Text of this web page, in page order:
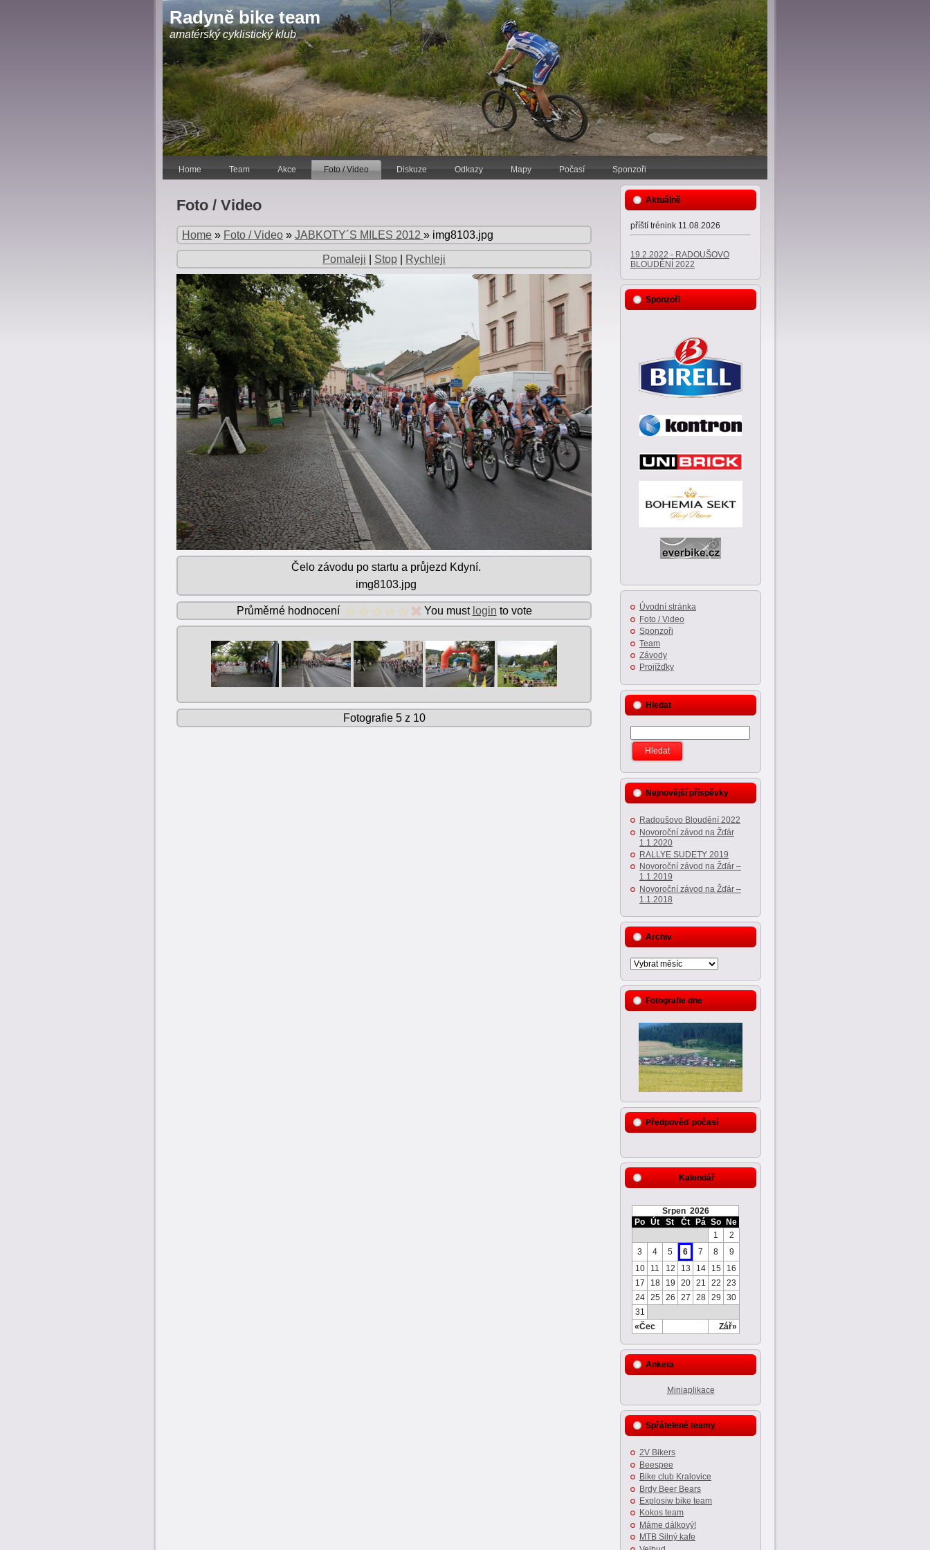
Radyně bike team
amatérský cyklistický klub
Home Team Akce Foto / Video Diskuze Odkazy Mapy Počasí Sponzoři
Foto / Video
Home » Foto / Video » JABKOTY´S MILES 2012 » img8103.jpg
Pomaleji Stop Rychleji
Čelo závodu po startu a průjezd Kdyní.
img8103.jpg
Průměrné hodnocení You must login to vote
Fotografie 5 z 10
Aktuálně
příští trénink 11.08.2026
19.2.2022 - RADOUŠOVO
BLOUDĚNÍ 2022
Sponzoři
Úvodní stránka
Foto / Video
Sponzoři
Team
Závody
Projížďky
Hledat
Nejnovější příspěvky
Radoušovo Bloudění 2022
Novoroční závod na Žďár
1.1.2020
RALLYE SUDETY 2019
Novoroční závod na Žďár –
1.1.2019
Novoroční závod na Žďár –
1.1.2018
Archiv
Fotografie dne
Předpověď počasí
Kalendář
Srpen 2026
Po
Út St Čt Pá So Ne
«Čec Zář»
1
2
3
4 5 6 7 8
9
10
11 12 13 14 15
16
17
18 19 20 21 22
23
24
25 26 27 28 29
30
31
Anketa
Miniaplikace
Spřátelené teamy
2V Bikers
Beespee
Bike club Kralovice
Brdy Beer Bears
Explosiw bike team
Kokos team
Máme dálkový!
MTB Silný kafe